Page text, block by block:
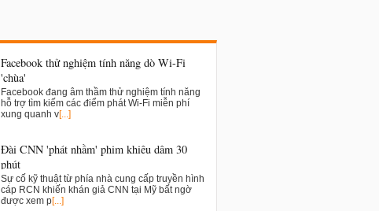
Facebook thử nghiệm tính năng dò Wi-Fi
'chùa'
Facebook đang âm thầm thử nghiệm tính năng
hỗ trợ tìm kiếm các điểm phát Wi-Fi miễn phí
xung quanh v[...]
Đài CNN 'phát nhầm' phim khiêu dâm 30
phút
Sự cố kỹ thuật từ phía nhà cung cấp truyền hình
cáp RCN khiến khán giả CNN tại Mỹ bất ngờ
được xem p[...]